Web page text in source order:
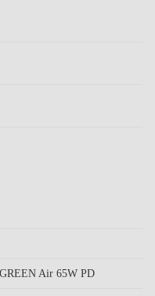
Air 65W PD